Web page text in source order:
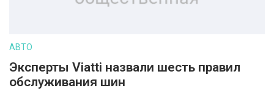
АВТО
Эксперты Viatti назвали шесть правил
обслуживания шин